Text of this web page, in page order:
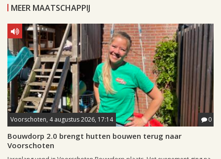
MEER MAATSCHAPPIJ
Voorschoten, 4 augustus 2026, 17:14 0
Bouwdorp 2.0 brengt hutten bouwen terug naar
Voorschoten